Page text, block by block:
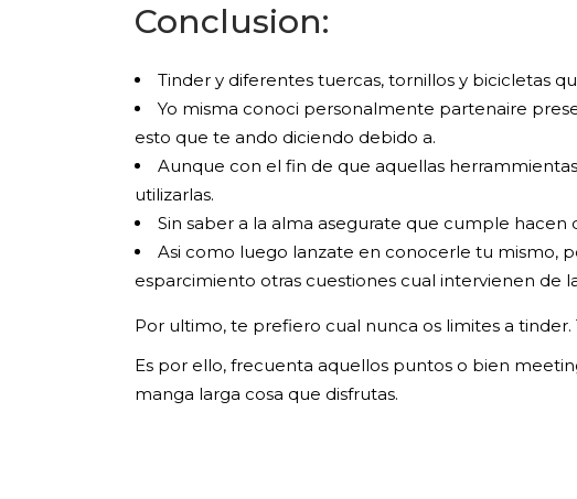
Conclusion:
Tinder y diferentes tuercas, tornillos y bicicletas
Yo misma conoci personalmente partenaire
esto que te ando diciendo debido a.
Aunque con el fin de que aquellas
utilizarlas.
Sin saber a la alma asegurate que cumple hacen
Asi­ como luego lanzate en conocerle tu mismo,
esparcimiento otras cuestiones cual intervienen de
Por ultimo, te prefiero cual nunca os limites a
Es por ello, frecuenta aquellos puntos o bien
manga larga cosa que disfrutas.